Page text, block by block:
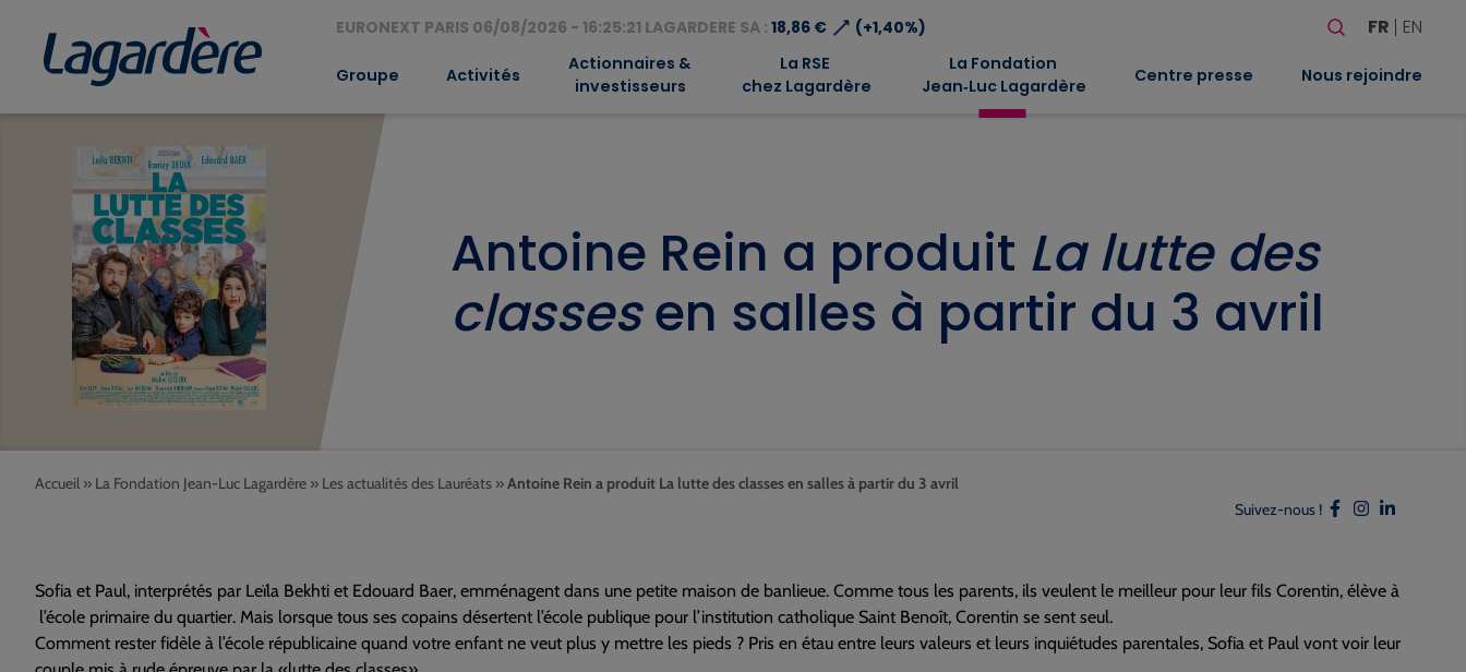
EURONEXT PARIS 06/08/2026 - 16:25:21 LAGARDERE SA : 18,86 €⟶ (+1,40%)
Rechercher
FR EN
Groupe Activités
Actionnaires &
investisseurs
La RSE
chez Lagardère
La Fondation
Jean‑Luc Lagardère
Centre presse Nous rejoindre
Antoine Rein a produit La lutte des
classesen salles à partir du 3 avril
Accueil » La Fondation Jean-Luc Lagardère » Les actualités des Lauréats »Antoine Rein a produit La lutte des classes en salles à partir du 3 avril
Suivez-nous !
Sofia et Paul, interprétés par Leïla Bekhti et Edouard Baer, emménagent dans une petite maison de banlieue. Comme tous les parents, ils veulent le meilleur pour leur fils Corentin, élève à
l’école primaire du quartier. Mais lorsque tous ses copains désertent l’école publique pour l’institution catholique Saint Benoît, Corentin se sent seul.
Comment rester fidèle à l’école républicaine quand votre enfant ne veut plus y mettre les pieds ? Pris en étau entre leurs valeurs et leurs inquiétudes parentales, Sofia et Paul vont voir leur